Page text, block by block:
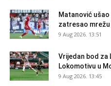
Matanović
zatresao mrežu
9 Aug 2026. 13:51
Vrijedan bod za
Lokomotivu u
9 Aug 2026. 13:45